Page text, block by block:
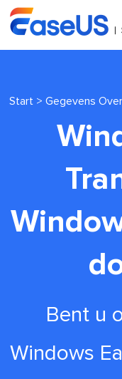
Start >Gegevens
Bent u
Windows